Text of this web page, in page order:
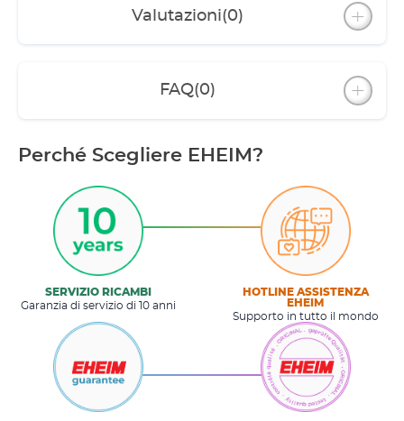
Valutazioni(0)
FAQ(0)
Perché Scegliere EHEIM?
SERVIZIO RICAMBI
Garanzia di servizio di 10 anni
HOTLINE ASSISTENZA
EHEIM
Supporto in tutto il mondo